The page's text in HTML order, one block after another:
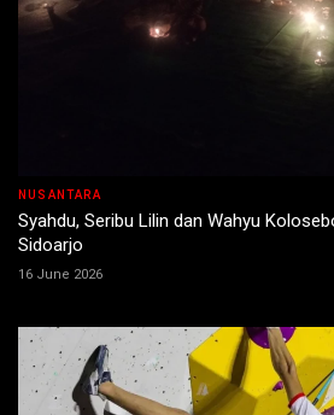
NUSANTARA
Syahdu, Seribu Lilin dan Wahyu
Sidoarjo
16 June 2026